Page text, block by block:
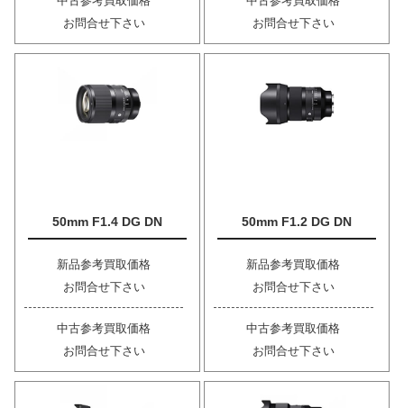
お問合せ下さい
お問合せ下さい
50mm F1.4 DG DN
新品参考買取価格
お問合せ下さい
中古参考買取価格
お問合せ下さい
50mm F1.2 DG DN
新品参考買取価格
お問合せ下さい
中古参考買取価格
お問合せ下さい